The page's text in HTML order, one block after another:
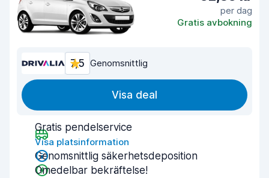
per dag
Gratis avbokning
7,5 Genomsnittlig
Visa deal
Gratis pendelservice
Visa platsinformation
Genomsnittlig säkerhetsdeposition
Omedelbar bekräftelse!